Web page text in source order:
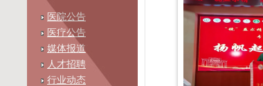
医院公告
医疗公告
媒体报道
人才招聘
行业动态